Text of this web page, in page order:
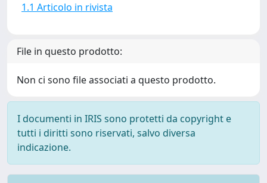
1.1 Articolo in rivista
File in questo prodotto:
Non ci sono file associati a questo prodotto.
I documenti in IRIS sono protetti da copyright e
tutti i diritti sono riservati, salvo diversa
indicazione.